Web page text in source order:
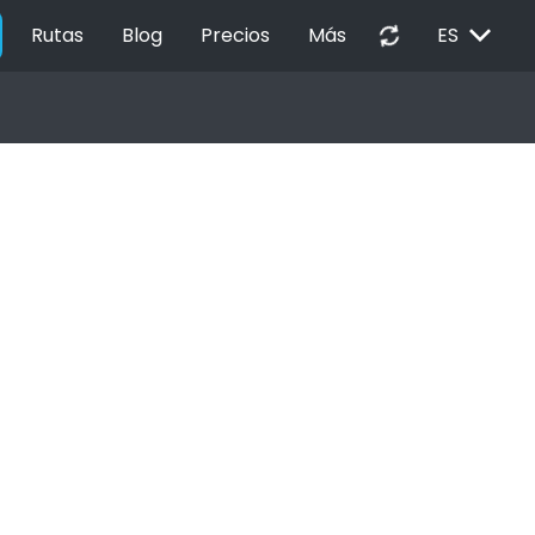
Rutas Blog Precios Más autorenew ES EXPAND_MORE